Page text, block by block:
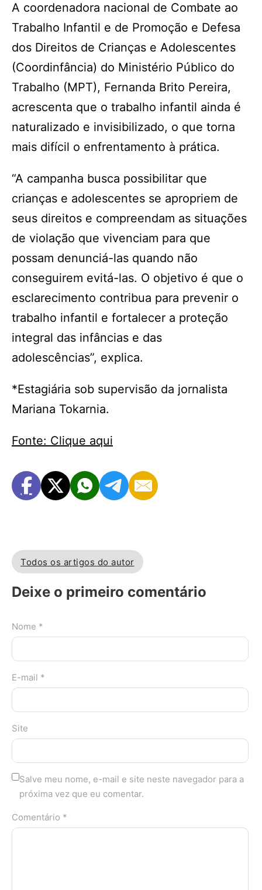
A coordenadora nacional de Combate ao
Trabalho Infantil e de Promoção e Defesa
dos Direitos de Crianças e Adolescentes
(Coordinfância) do Ministério Público do
Trabalho (MPT), Fernanda Brito Pereira,
acrescenta que o trabalho infantil ainda é
naturalizado e invisibilizado, o que torna
mais difícil o enfrentamento à prática.
“A campanha busca possibilitar que
crianças e adolescentes se apropriem de
seus direitos e compreendam as situações
de violação que vivenciam para que
possam denunciá-las quando não
conseguirem evitá-las. O objetivo é que o
esclarecimento contribua para prevenir o
trabalho infantil e fortalecer a proteção
integral das infâncias e das
adolescências”, explica.
*Estagiária sob supervisão da jornalista
Mariana Tokarnia.
Fonte: Clique aqui
Todos os artigos do autor
Deixe o primeiro comentário
Nome *
E-mail *
Site
Salve meu nome, e-mail e site neste navegador para a
próxima vez que eu comentar.
Comentário *